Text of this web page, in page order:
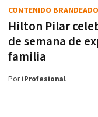
Hilton Pilar
de semana de
familia
CONTENIDO BRANDEADO
PoriProfesional